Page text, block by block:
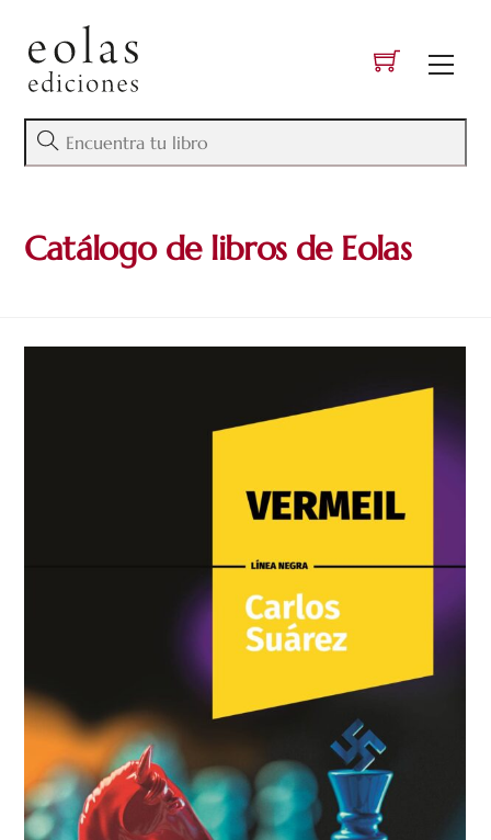
content
Catálogo de libros de Eolas